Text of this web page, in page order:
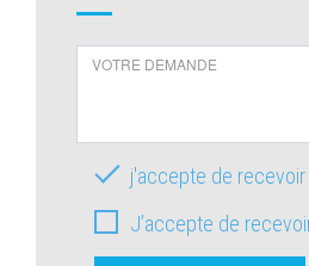
j'accepte de recevoir
J’accepte de